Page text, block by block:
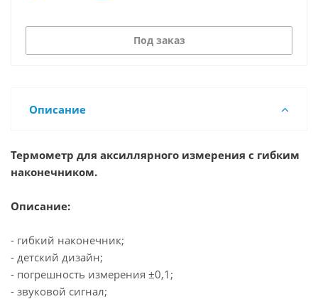
Под заказ
Описание
Термометр для аксиллярного измерения с гибким
наконечником.
Описание:
- гибкий наконечник;
- детский дизайн;
- погрешность измерения ±0,1;
- звуковой сигнал;